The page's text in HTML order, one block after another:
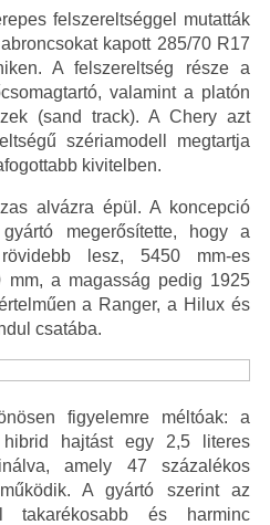
felszereltséggel mutatták
kapott 285/70 R17
A felszereltség része a
valamint a platón
(sand track). A Chery azt
szériamodell megtartja
kivitelben.
alvázra épül. A koncepció
megerősítette, hogy a
lesz, 5450 mm-es
mm, a magasság pedig 1925
a Ranger, a Hilux és
csatába.
figyelemre méltóak: a
hajtást egy 2,5 literes
amely 47 százalékos
A gyártó szerint az
takarékosabb és harminc